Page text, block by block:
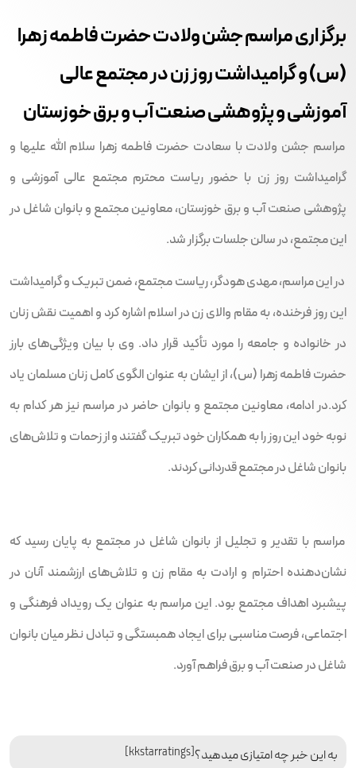
برگزاری مراسم جشن ولادت حضرت فاطمه زهرا
(س) و گرامیداشت روز زن در مجتمع عالی
آموزشی و پژوهشی صنعت آب و برق خوزستان
مراسم جشن ولادت با سعادت حضرت فاطمه زهرا سلام الله علیها و
گرامیداشت روز زن با حضور ریاست محترم مجتمع عالی آموزشی و
پژوهشی صنعت آب و برق خوزستان، معاونین مجتمع و بانوان شاغل در
این مجتمع، در سالن جلسات برگزار شد.
در این مراسم، مهدی هودگر، ریاست مجتمع، ضمن تبریک و گرامیداشت
این روز فرخنده، به مقام والای زن در اسلام اشاره کرد و اهمیت نقش زنان
در خانواده و جامعه را مورد تأکید قرار داد. وی با بیان ویژگی‌های بارز
حضرت فاطمه زهرا (س)، از ایشان به عنوان الگوی کامل زنان مسلمان یاد
کرد.در ادامه، معاونین مجتمع و بانوان حاضر در مراسم نیز هر کدام به
نوبه خود این روز را به همکاران خود تبریک گفتند و از زحمات و تلاش‌های
بانوان شاغل در مجتمع قدردانی کردند.
مراسم با تقدیر و تجلیل از بانوان شاغل در مجتمع به پایان رسید که
نشان‌دهنده احترام و ارادت به مقام زن و تلاش‌های ارزشمند آنان در
پیشبرد اهداف مجتمع بود. این مراسم به عنوان یک رویداد فرهنگی و
اجتماعی، فرصت مناسبی برای ایجاد همبستگی و تبادل نظر میان بانوان
شاغل در صنعت آب و برق فراهم آورد.
به این خبر چه امتیازی میدهید؟[kkstarratings]